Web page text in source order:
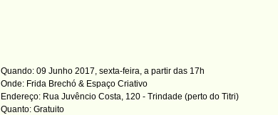
Quando: 09 Junho 2017, sexta-feira, a partir das 17h
Onde: Frida Brechó & Espaço Criativo
Endereço: Rua Juvêncio Costa, 120 - Trindade (perto do Titri)
Quanto: Gratuito